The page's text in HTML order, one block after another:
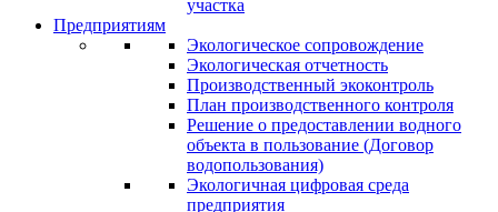
участка
Предприятиям
Экологическое сопровождение
Экологическая отчетность
Производственный экоконтроль
План производственного контроля
Решение о предоставлении водного
объекта в пользование (Договор
водопользования)
Экологичная цифровая среда
предприятия